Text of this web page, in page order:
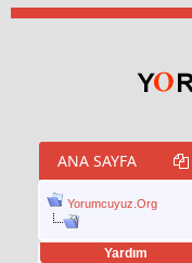
ANA SAYFA
Yorumcuyuz.Org
Yardım